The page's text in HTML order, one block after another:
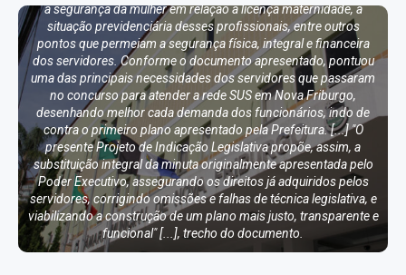
a segurança da mulher em relação à licença maternidade, a
situação previdenciária desses profissionais, entre outros
pontos que permeiam a segurança física, integral e financeira
dos servidores. Conforme o documento apresentado, pontuou
uma das principais necessidades dos servidores que passaram
no concurso para atender a rede SUS em Nova Friburgo,
desenhando melhor cada demanda dos funcionários, indo de
contra o primeiro plano apresentado pela Prefeitura. [...] "O
presente Projeto de Indicação Legislativa propõe, assim, a
substituição integral da minuta originalmente apresentada pelo
Poder Executivo, assegurando os direitos já adquiridos pelos
servidores, corrigindo omissões e falhas de técnica legislativa, e
viabilizando a construção de um plano mais justo, transparente e
funcional" [...], trecho do documento.